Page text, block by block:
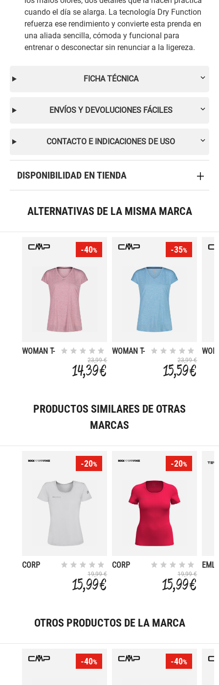
cuando el día se alarga. La tecnología Dry Function
refuerza ese rendimiento y convierte esta prenda en
una aliada sencilla, cómoda y funcional para
entrenar o desconectar sin renunciar a la ligereza.
FICHA TÉCNICA
ENVÍOS Y DEVOLUCIONES FÁCILES
CONTACTO E INDICACIONES DE USO
DISPONIBILIDAD EN TIENDA
ALTERNATIVAS DE LA MISMA MARCA
-40%
WOMAN T-
23,99 €
14,39 €
-35%
WOMAN T-
23,99 €
15,59 €
PRODUCTOS SIMILARES DE OTRAS
MARCAS
-20%
CORP
19,99 €
15,99 €
-20%
CORP
19,99 €
15,99 €
EMLY
OTROS PRODUCTOS DE LA MARCA
-40% -40%